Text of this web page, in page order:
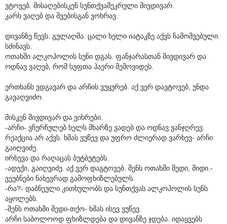
ვტოვებ. მისაღებისკენ სუნთქვაშეკრული მივდივარ.
კარს ვაღებ და შვებისგან ვოხრავ.
დივანზე წევს. გულაღმა. ცალი ხელი იატაკზე აქვს ჩამოშვებული.
სძინავს.
ოთახში ალკოჰოლის სუნი დგას. ფანჯარასთან მივდივარ და
ოდნავ ვაღებ, რომ სუფთა ჰაერი შემოვიდეს.
ერთხანს ვდგავარ და არჩის ვუყურებ. აქ ვერ დავტოვებ, უნდა
გავაღვიძო.
მისკენ მივდივარ და ვიხრები.
-არჩი- ვჩურჩულებ ხელს მხარზე ვადებ და ოდნავ ვანჯღრევ.
რეაქცია არ აქვს. ხმას ვუწევ და უფრო ძლიერად ვარხევ- არჩი
გაიღვიძე.
ირხევა და რაღაცას ბუტბუტებს.
-ადექი, გაიღვიძე. აქ ვერ დაგტოვებ. შენს ოთახში შედი, მიდი.-
ვეუბნები ნახევრად გამოფხიზლებულს.
-რა?- დაბნეული კითხულობს და სუნთქვას ალკოჰოლის სუნს
აყოლებს.
-შენს ოთახში შედი-თქო- ხმას ისევ ვუწევ.
არჩი საბოლოოდ ფხიზლდება და დივანზე ჯდება. იდაყვებს